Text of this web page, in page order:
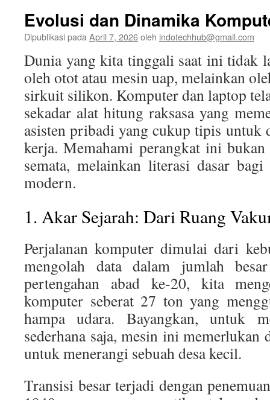
Evolusi dan Dinamika
Dipublikasi pada April 7, 2026oleh indotechhub@gmail.com
Dunia yang kita tinggali saat ini tidak
oleh otot atau mesin uap, melainkan
sirkuit silikon. Komputer dan laptop
sekadar alat hitung raksasa yang
asisten pribadi yang cukup tipis untuk
kerja. Memahami perangkat ini
semata, melainkan literasi dasar
modern.
1. Akar Sejarah: Dari Ruang
Perjalanan komputer dimulai dari
mengolah data dalam jumlah
pertengahan abad ke-20, kita
komputer seberat 27 ton yang
hampa udara. Bayangkan, untuk
sederhana saja, mesin ini
untuk menerangi sebuah desa kecil.
Transisi besar terjadi dengan